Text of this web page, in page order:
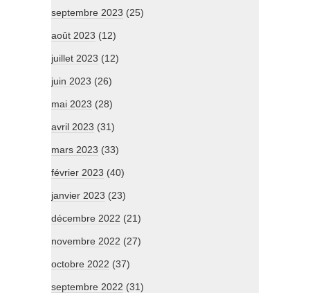
septembre 2023 (25)
août 2023 (12)
juillet 2023 (12)
juin 2023 (26)
mai 2023 (28)
avril 2023 (31)
mars 2023 (33)
février 2023 (40)
janvier 2023 (23)
décembre 2022 (21)
novembre 2022 (27)
octobre 2022 (37)
septembre 2022 (31)